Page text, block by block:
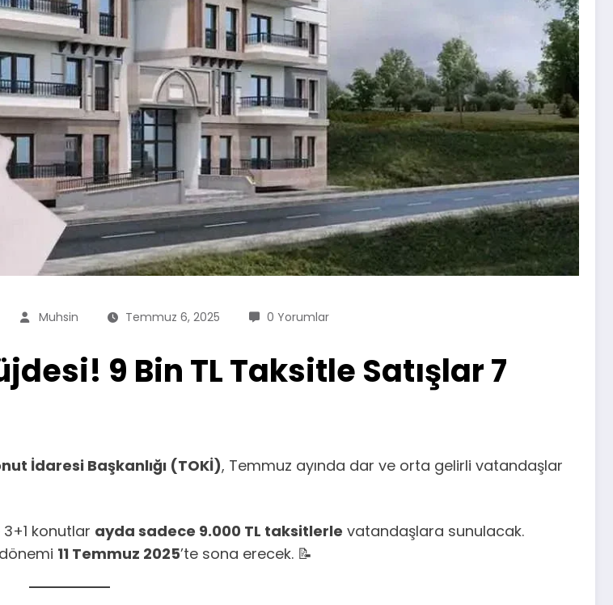
Muhsin Temmuz 6, 2025 0 Yorumlar
9 Bin TL Taksitle Satışlar 7
İdaresi Başkanlığı (TOKİ), Temmuz ayında dar ve orta gelirli vatandaşlar
konutlar ayda sadece 9.000 TL taksitlerle vatandaşlara sunulacak.
11 Temmuz 2025’te sona erecek. 📝